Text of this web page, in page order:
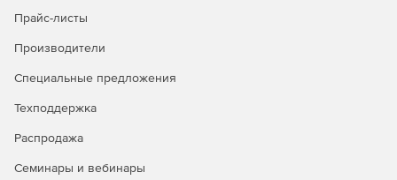
Прайс-листы
Производители
Специальные предложения
Техподдержка
Распродажа
Семинары и вебинары